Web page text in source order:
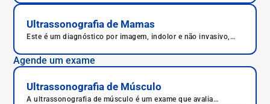
Ultrassonografia de Mamas
Este é um diagnóstico por imagem, indolor e não invasivo,
Agende um exame
Ultrassonografia de Músculo
A ultrassonografia de músculo é um exame que avalia